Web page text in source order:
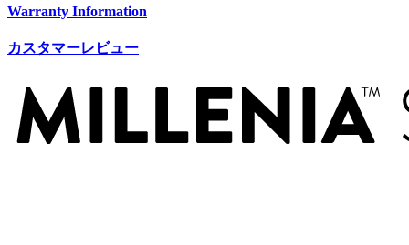
Warranty Information
カスタマーレビュー